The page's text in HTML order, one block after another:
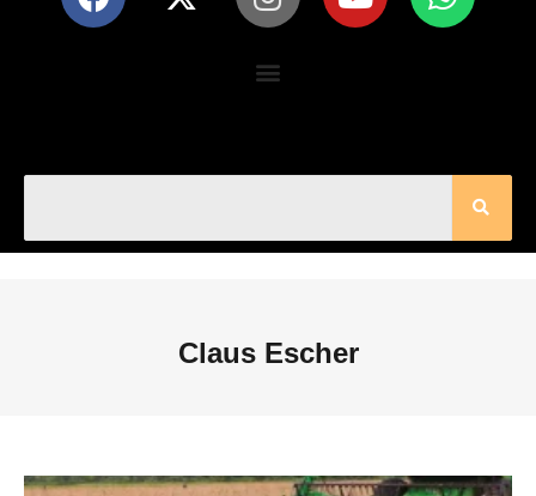
Claus Escher